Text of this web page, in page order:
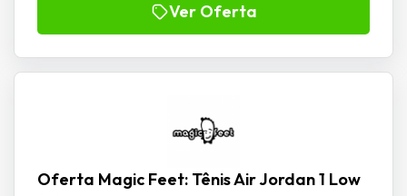
Ver Oferta
Oferta Magic Feet: Tênis Air Jordan 1 Low